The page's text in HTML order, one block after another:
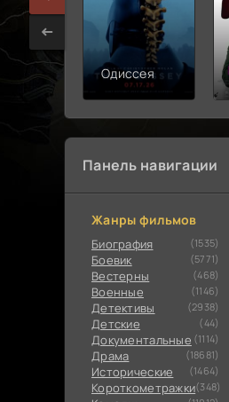
Одиссея
Панель навигации
Жанры фильмов
Биография (1535)
Боевик (5771)
Вестерны (468)
Военные (1146)
Детективы (2938)
Детские (44)
Документальные (1114)
Драма (18681)
Исторические (1464)
Короткометражки(348)